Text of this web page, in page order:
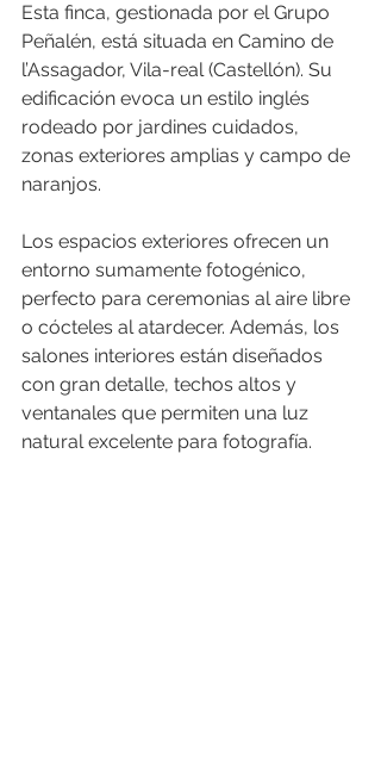
Esta finca, gestionada por el Grupo
Peñalén, está situada en Camino de
l’Assagador, Vila-real (Castellón). Su
edificación evoca un estilo inglés
rodeado por jardines cuidados,
zonas exteriores amplias y campo de
naranjos.
Los espacios exteriores ofrecen un
entorno sumamente fotogénico,
perfecto para ceremonias al aire libre
o cócteles al atardecer. Además, los
salones interiores están diseñados
con gran detalle, techos altos y
ventanales que permiten una luz
natural excelente para fotografía.